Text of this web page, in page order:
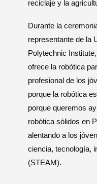
reciclaje y la
Durante la
representante de la
Polytechnic
ofrece la robótica
profesional de los
porque la robótica
porque queremos
robótica sólidos en
alentando a los
ciencia, tecnología,
(STEAM).